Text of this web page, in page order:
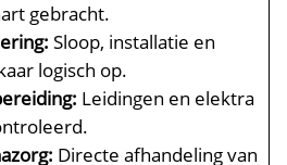
gebracht.​
Sloop, installatie en
logisch op.​
Leidingen en elektra
Directe afhandeling van